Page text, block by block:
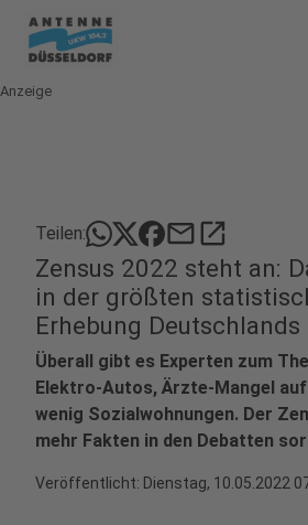
Anzeige
Teilen: mailopen_in_new
Zensus 2022 steht an:
in der größten
Erhebung Deutschlands
Überall gibt es Experten zum
Elektro-Autos, Ärzte-Mangel auf
wenig Sozialwohnungen. Der
mehr Fakten in den Debatten
Veröffentlicht: Dienstag, 10.05.2022